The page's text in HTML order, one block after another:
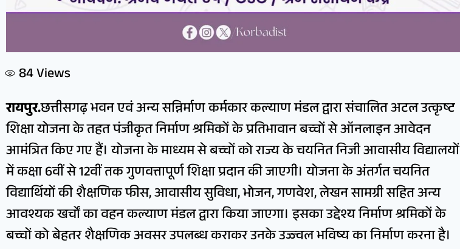
84Views
रायपुर.छत्तीसगढ़ भवन एवं अन्य सन्निर्माण कर्मकार कल्याण मंडल द्वारा संचालित अटल उत्कृष्ट
शिक्षा योजना के तहत पंजीकृत निर्माण श्रमिकों के प्रतिभावान बच्चों से ऑनलाइन आवेदन
आमंत्रित किए गए हैं। योजना के माध्यम से बच्चों को राज्य के चयनित निजी आवासीय विद्यालयों
में कक्षा 6वीं से 12वीं तक गुणवत्तापूर्ण शिक्षा प्रदान की जाएगी। योजना के अंतर्गत चयनित
विद्यार्थियों की शैक्षणिक फीस, आवासीय सुविधा, भोजन, गणवेश, लेखन सामग्री सहित अन्य
आवश्यक खर्चों का वहन कल्याण मंडल द्वारा किया जाएगा। इसका उद्देश्य निर्माण श्रमिकों के
बच्चों को बेहतर शैक्षणिक अवसर उपलब्ध कराकर उनके उज्ज्वल भविष्य का निर्माण करना है।